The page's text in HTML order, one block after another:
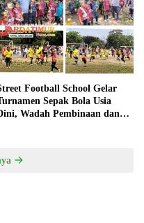
Football School Gelar
Sepak Bola Usia
Wadah Pembinaan dan